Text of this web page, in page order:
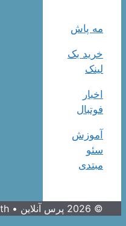
مه پاش
خرید بک
لینک
اخبار
فوتبال
آموزش
سئو
مبتدی
© 2026 پرس آنلاین • Built with